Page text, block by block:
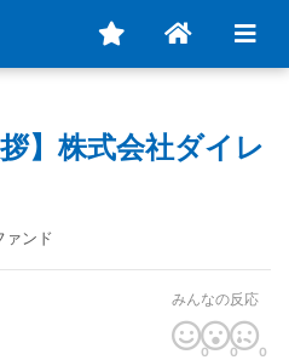
】株式会社ダイレ
ァンド
みんなの反応
0 0 0